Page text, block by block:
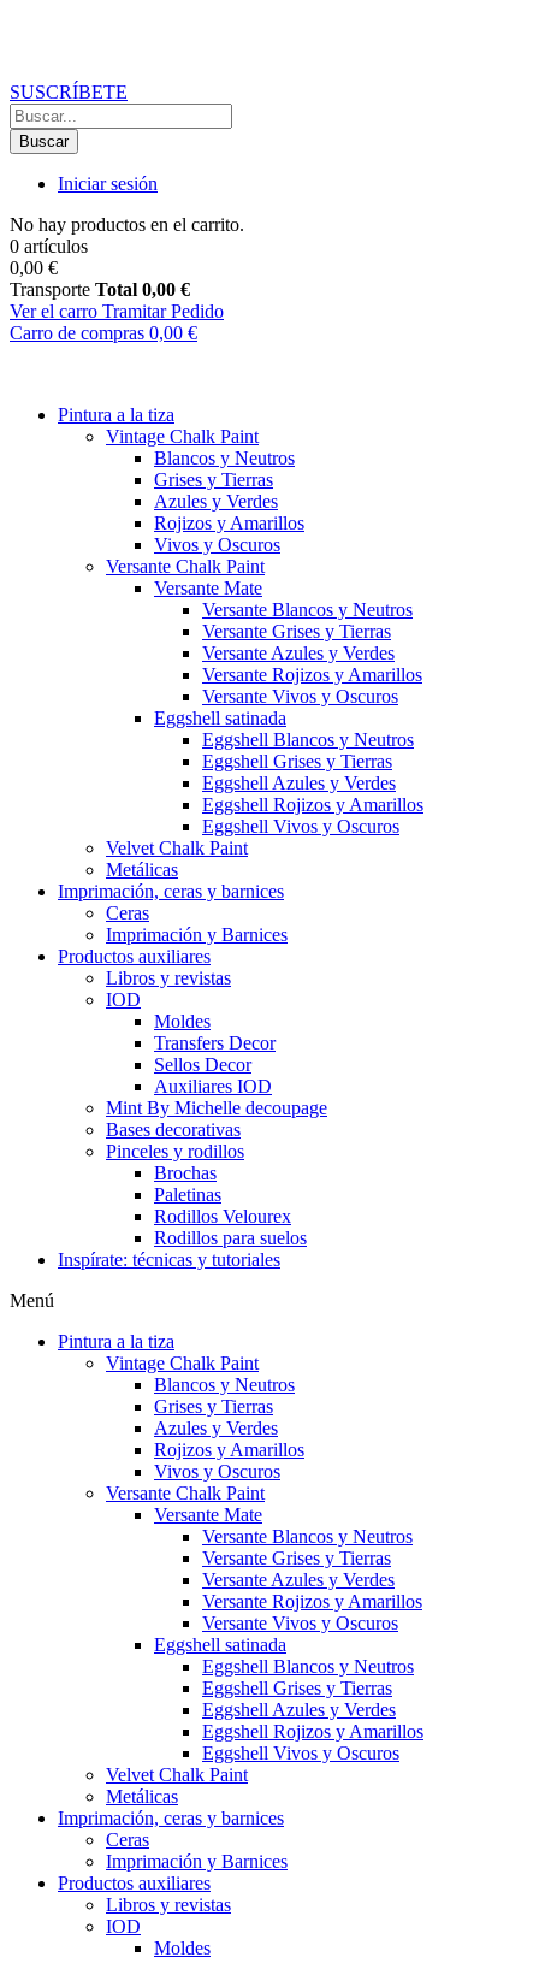
SUSCRÍBETE
Buscar
Iniciar sesión
No hay productos en el carrito.
0 artículos
0,00 €
Transporte Total 0,00 €
Ver el carro Tramitar Pedido
Carro de compras 0,00 €
Pintura a la tiza
Vintage Chalk Paint
Blancos y Neutros
Grises y Tierras
Azules y Verdes
Rojizos y Amarillos
Vivos y Oscuros
Versante Chalk Paint
Versante Mate
Versante Blancos y Neutros
Versante Grises y Tierras
Versante Azules y Verdes
Versante Rojizos y Amarillos
Versante Vivos y Oscuros
Eggshell satinada
Eggshell Blancos y Neutros
Eggshell Grises y Tierras
Eggshell Azules y Verdes
Eggshell Rojizos y Amarillos
Eggshell Vivos y Oscuros
Velvet Chalk Paint
Metálicas
Imprimación, ceras y barnices
Ceras
Imprimación y Barnices
Productos auxiliares
Libros y revistas
IOD
Moldes
Transfers Decor
Sellos Decor
Auxiliares IOD
Mint By Michelle decoupage
Bases decorativas
Pinceles y rodillos
Brochas
Paletinas
Rodillos Velourex
Rodillos para suelos
Inspírate: técnicas y tutoriales
Menú
Pintura a la tiza
Vintage Chalk Paint
Blancos y Neutros
Grises y Tierras
Azules y Verdes
Rojizos y Amarillos
Vivos y Oscuros
Versante Chalk Paint
Versante Mate
Versante Blancos y Neutros
Versante Grises y Tierras
Versante Azules y Verdes
Versante Rojizos y Amarillos
Versante Vivos y Oscuros
Eggshell satinada
Eggshell Blancos y Neutros
Eggshell Grises y Tierras
Eggshell Azules y Verdes
Eggshell Rojizos y Amarillos
Eggshell Vivos y Oscuros
Velvet Chalk Paint
Metálicas
Imprimación, ceras y barnices
Ceras
Imprimación y Barnices
Productos auxiliares
Libros y revistas
IOD
Moldes